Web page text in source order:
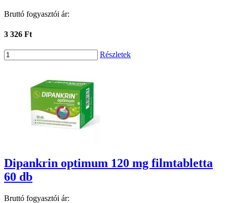
Bruttó fogyasztói ár:
3 326 Ft
Részletek
Dipankrin optimum 120 mg filmtabletta
60 db
Bruttó fogyasztói ár: